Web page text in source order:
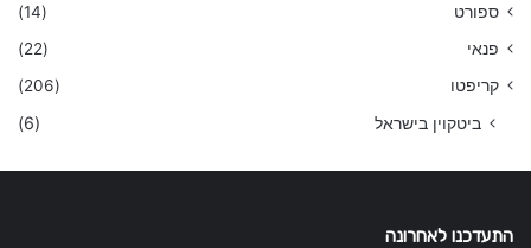
ספורט
(14)
פנאי
(22)
קריפטו
(206)
ביטקוין בישראל (6)
התעדכנו לאחרונה